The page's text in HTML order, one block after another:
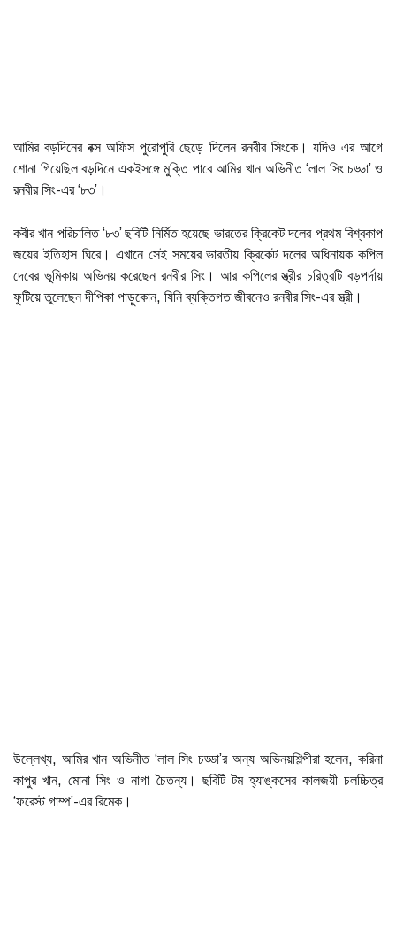
আমির বড়দিনের বক্স অফিস পুরোপুরি ছেড়ে দিলেন রনবীর সিংকে। যদিও এর আগে
শোনা গিয়েছিল বড়দিনে একইসঙ্গে মুক্তি পাবে আমির খান অভিনীত ‘লাল সিং চড্ডা’ ও
রনবীর সিং-এর ‘৮৩’।
কবীর খান পরিচালিত ‘৮৩’ ছবিটি নির্মিত হয়েছে ভারতের ক্রিকেট দলের প্রথম বিশ্বকাপ
জয়ের ইতিহাস ঘিরে। এখানে সেই সময়ের ভারতীয় ক্রিকেট দলের অধিনায়ক কপিল
দেবের ভূমিকায় অভিনয় করেছেন রনবীর সিং। আর কপিলের স্ত্রীর চরিত্রটি বড়পর্দায়
ফুটিয়ে তুলেছেন দীপিকা পাড়ুকোন, যিনি ব্যক্তিগত জীবনেও রনবীর সিং-এর স্ত্রী।
উল্লেখ্য, আমির খান অভিনীত ‘লাল সিং চড্ডা’র অন্য অভিনয়শিল্পীরা হলেন, করিনা
কাপুর খান, মোনা সিং ও নাগা চৈতন্য। ছবিটি টম হ্যাঙ্কসের কালজয়ী চলচ্চিত্র
‘ফরেস্ট গাম্প’-এর রিমেক।